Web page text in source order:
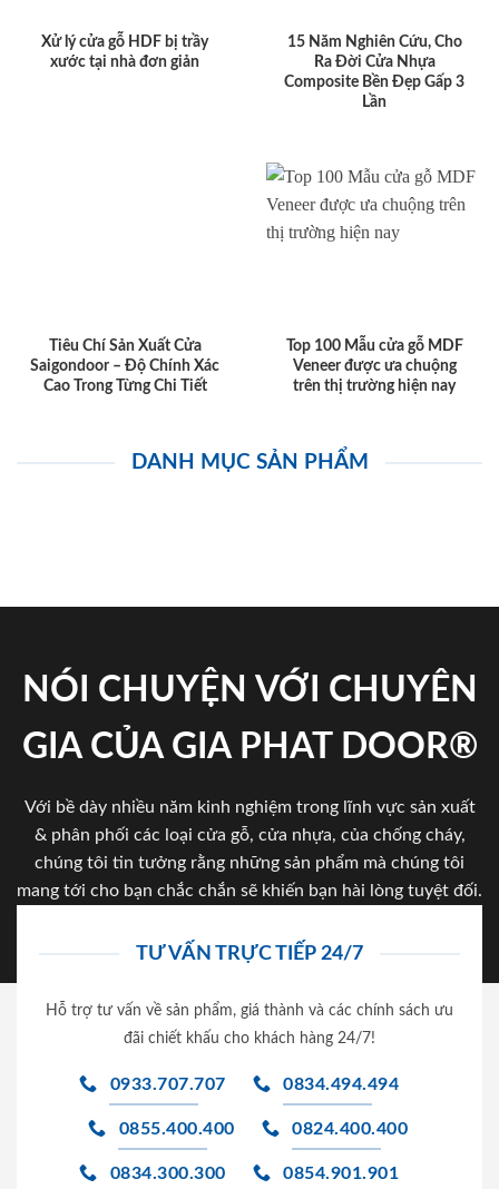
Xử lý cửa gỗ HDF bị trầy
xước tại nhà đơn giản
15 Năm Nghiên Cứu, Cho
Ra Đời Cửa Nhựa
Composite Bền Đẹp Gấp 3
Lần
Tiêu Chí Sản Xuất Cửa
Saigondoor – Độ Chính Xác
Cao Trong Từng Chi Tiết
Top 100 Mẫu cửa gỗ MDF
Veneer được ưa chuộng
trên thị trường hiện nay
DANH MỤC SẢN PHẨM
NÓI CHUYỆN VỚI CHUYÊN
GIA CỦA GIA PHAT DOOR®
Với bề dày nhiều năm kinh nghiệm trong lĩnh vực sản xuất
& phân phối các loại cửa gỗ, cửa nhựa, của chống cháy,
chúng tôi tin tưởng rằng những sản phẩm mà chúng tôi
mang tới cho bạn chắc chắn sẽ khiến bạn hài lòng tuyệt đối.
TƯ VẤN TRỰC TIẾP 24/7
Hỗ trợ tư vấn về sản phẩm, giá thành và các chính sách ưu
đãi chiết khấu cho khách hàng 24/7!
0933.707.707 0834.494.494
0855.400.400 0824.400.400
0834.300.300 0854.901.901